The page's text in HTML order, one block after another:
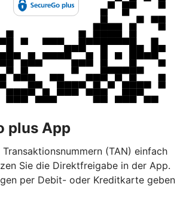
plus App
(TAN) einfach
Sie die Direktfreigabe in der App.
per Debit- oder Kreditkarte geben